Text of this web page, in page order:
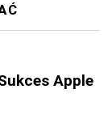
Apple